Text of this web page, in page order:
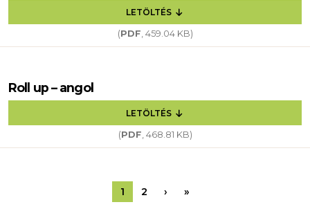
LETÖLTÉS
(PDF, 459.04 KB)
Roll up – angol
LETÖLTÉS
(PDF, 468.81 KB)
1 2 › Következő oldal
»